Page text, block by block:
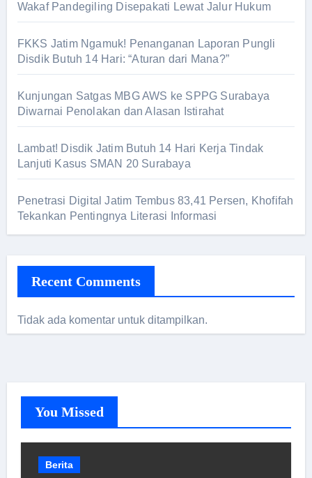
Wakaf Pandegiling Disepakati Lewat Jalur Hukum
FKKS Jatim Ngamuk! Penanganan Laporan Pungli
Disdik Butuh 14 Hari: “Aturan dari Mana?”
Kunjungan Satgas MBG AWS ke SPPG Surabaya
Diwarnai Penolakan dan Alasan Istirahat
Lambat! Disdik Jatim Butuh 14 Hari Kerja Tindak
Lanjuti Kasus SMAN 20 Surabaya
Penetrasi Digital Jatim Tembus 83,41 Persen, Khofifah
Tekankan Pentingnya Literasi Informasi
Recent Comments
Tidak ada komentar untuk ditampilkan.
You Missed
Berita